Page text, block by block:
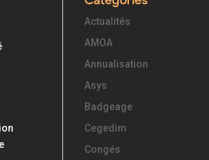
Actualités
AMOA
Annualisation
Asys
Badgeage
Cegedim
Congés